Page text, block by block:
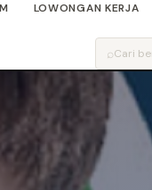
LOWONGAN KERJA
⌕